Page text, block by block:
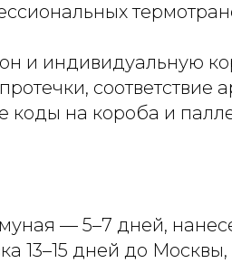
и индивидуальную
соответствие
коды на короба и
— 5–7 дней,
13–15 дней до